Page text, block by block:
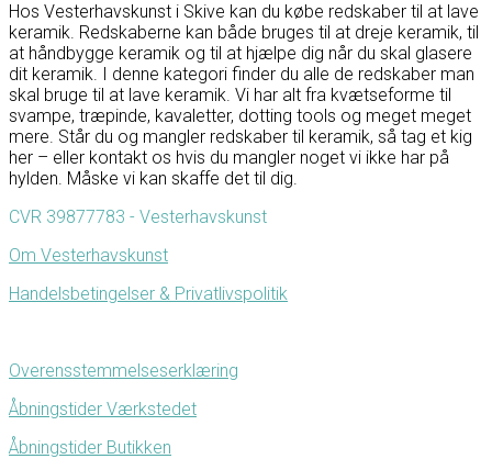
Hos Vesterhavskunst i Skive kan du købe redskaber til at lave
keramik. Redskaberne kan både bruges til at dreje keramik, til
at håndbygge keramik og til at hjælpe dig når du skal glasere
dit keramik. I denne kategori finder du alle de redskaber man
skal bruge til at lave keramik. Vi har alt fra kvætseforme til
svampe, træpinde, kavaletter, dotting tools og meget meget
mere. Står du og mangler redskaber til keramik, så tag et kig
her – eller kontakt os hvis du mangler noget vi ikke har på
hylden. Måske vi kan skaffe det til dig.
CVR 39877783 - Vesterhavskunst
Om Vesterhavskunst
Handelsbetingelser & Privatlivspolitik
Overensstemmelseserklæring
Åbningstider Værkstedet
Åbningstider Butikken